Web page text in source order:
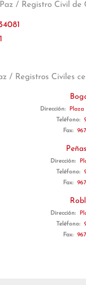
/ Registro Civil de
/ Registros Civiles
Dirección:
Plaza
Teléfono:
Fax:
Dirección:
Teléfono:
Fax:
Dirección:
Teléfono:
Fax: